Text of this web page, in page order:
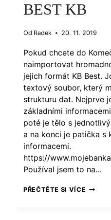
BEST KB
Od Radek 20. 11. 2019
Pokud chcete do
naimportovat
jejich formát KB Best.
textový soubor, který
strukturu dat. Nejprve
základními
poté je tělo s
a na konci je patička s
informacemi.
https://
Používal jsem to na…
PŘEČTĚTE SI VÍCE JAK